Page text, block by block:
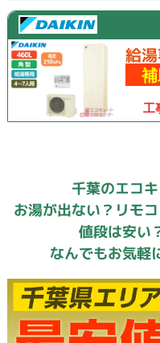
給
補
工
千葉のエコ
お湯が出ない？リモ
値段は安い
なんでもお気軽